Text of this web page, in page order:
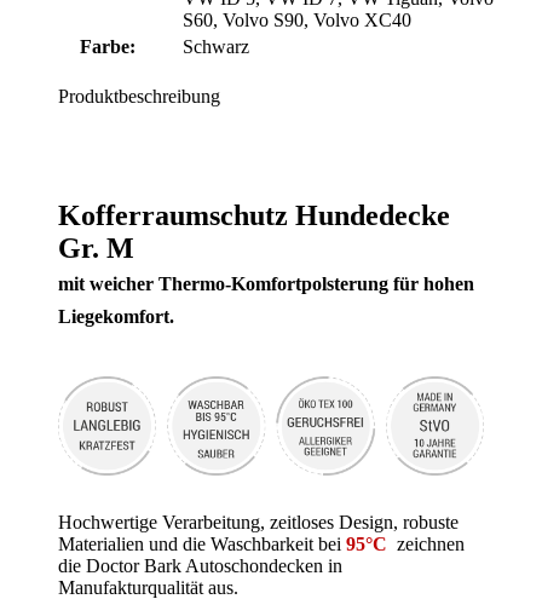
S60, Volvo S90, Volvo XC40
Farbe:
Schwarz
Produktbeschreibung
Kofferraumschutz Hundedecke
Gr. M
mit weicher Thermo-Komfortpolsterung für hohen
Liegekomfort.
Hochwertige Verarbeitung, zeitloses Design, robuste
Materialien und die Waschbarkeit bei 95°C zeichnen
die Doctor Bark Autoschondecken in
Manufakturqualität aus.